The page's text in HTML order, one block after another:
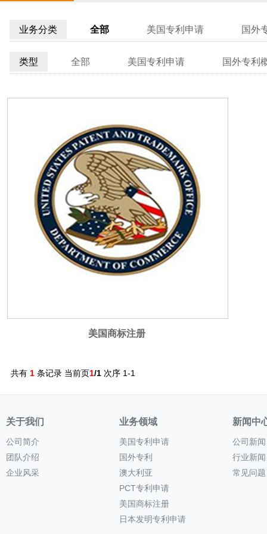
业务分类 全部 美国专利申请 国外
类型 全部 美国专利申请 国外专利
美国商标注册
共有 1 条记录 当前页1/1 次序 1-1
关于我们
公司简介
团队介绍
企业风采
业务领域
美国专利申请
国外专利
澳大利亚
PCT专利申请
美国商标注册
日本发明专利申请
新闻中
公司新闻
行业新闻
常见问题